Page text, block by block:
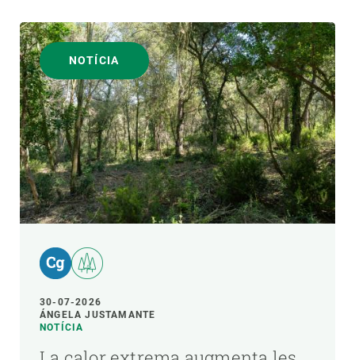
NOTÍCIA
30-07-2026
ÁNGELA JUSTAMANTE
NOTÍCIA